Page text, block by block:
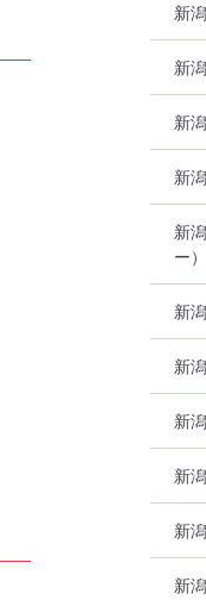
新
新
新
新
新
ー）
新
新
新
新
新
新